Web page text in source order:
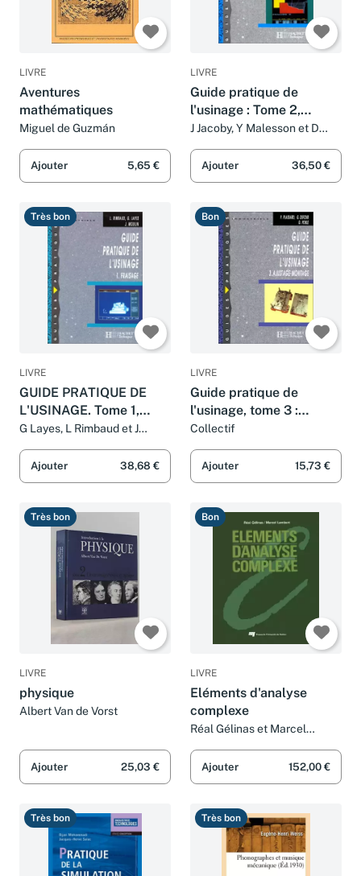
LIVRE
Aventures
mathématiques
Miguel de Guzmán
Ajouter 5,65 €
LIVRE
Guide pratique de
l'usinage : Tome 2,
Tournage
J Jacoby, Y Malesson et D
Ajouter 36,50 €
Très bon
LIVRE
GUIDE PRATIQUE DE
L'USINAGE. Tome 1,
Fraisage
G Layes, L Rimbaud et J
Ajouter 38,68 €
Bon
LIVRE
Guide pratique de
l'usinage, tome 3 :
ajustage, montage
Collectif
Ajouter 15,73 €
Très bon
LIVRE
physique
Albert Van de Vorst
Ajouter 25,03 €
Bon
LIVRE
Eléments d'analyse
complexe
Réal Gélinas et Marcel
Ajouter 152,00 €
Très bon Très bon